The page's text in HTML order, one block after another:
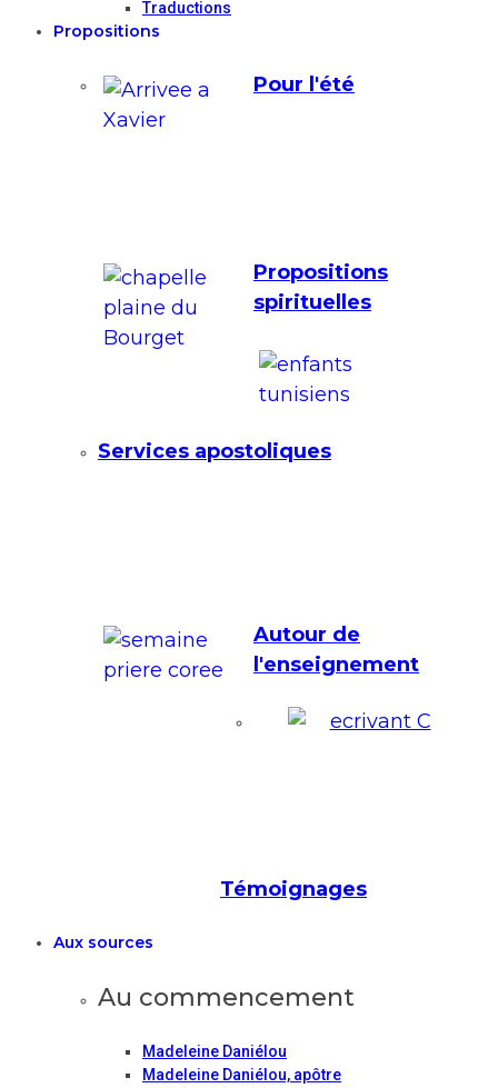
Traductions
Propositions
Pour l'été
Propositions
spirituelles
Services apostoliques
Autour de
l'enseignement
Témoignages
Aux sources
Au commencement
Madeleine Daniélou
Madeleine Daniélou, apôtre